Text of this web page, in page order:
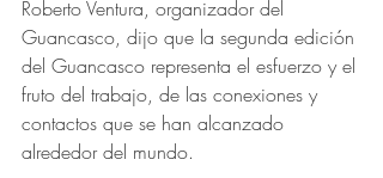
Roberto Ventura, organizador del
Guancasco, dijo que la segunda edición
del Guancasco representa el esfuerzo y el
fruto del trabajo, de las conexiones y
contactos que se han alcanzado
alrededor del mundo.